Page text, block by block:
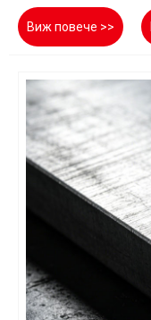
Виж повече >>